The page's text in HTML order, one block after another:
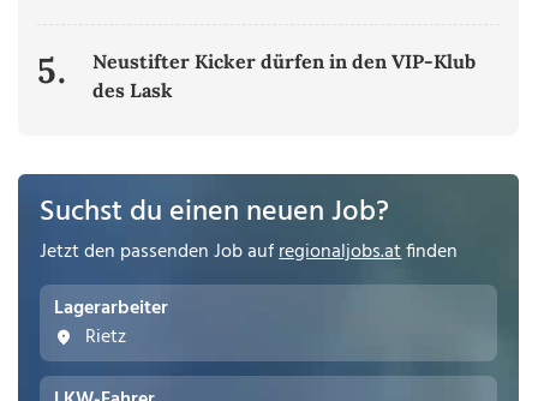
5.
Neustifter Kicker dürfen in den VIP-Klub
des Lask
Suchst du einen neuen Job?
Jetzt den passenden Job aufregionaljobs.atfinden
Lagerarbeiter
Rietz